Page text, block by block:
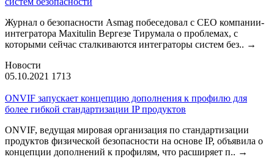
Журнал о безопасности Asmag побеседовал с CEO компании-
интегратора Maxitulin Вергезе Тирумала о проблемах, с
которыми сейчас сталкиваются интеграторы систем без.. →
Новости
05.10.2021 1713
ONVIF запускает концепцию дополнения к профилю для
более гибкой стандартизации IP продуктов
ONVIF, ведущая мировая организация по стандартизации
продуктов физической безопасности на основе IP, объявила о
концепции дополнений к профилям, что расширяет п.. →